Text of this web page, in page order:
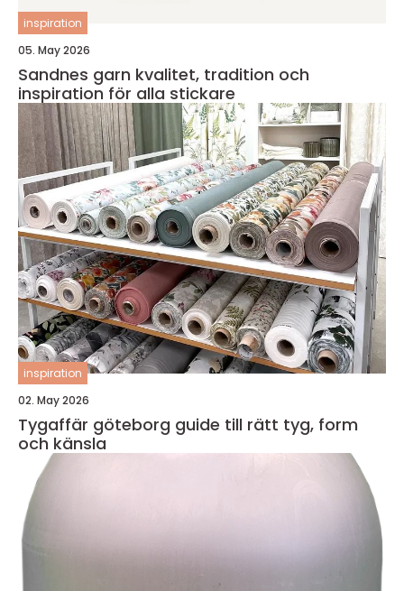
inspiration
05. May 2026
Sandnes garn kvalitet, tradition och
inspiration för alla stickare
inspiration
02. May 2026
Tygaffär göteborg guide till rätt tyg, form
och känsla